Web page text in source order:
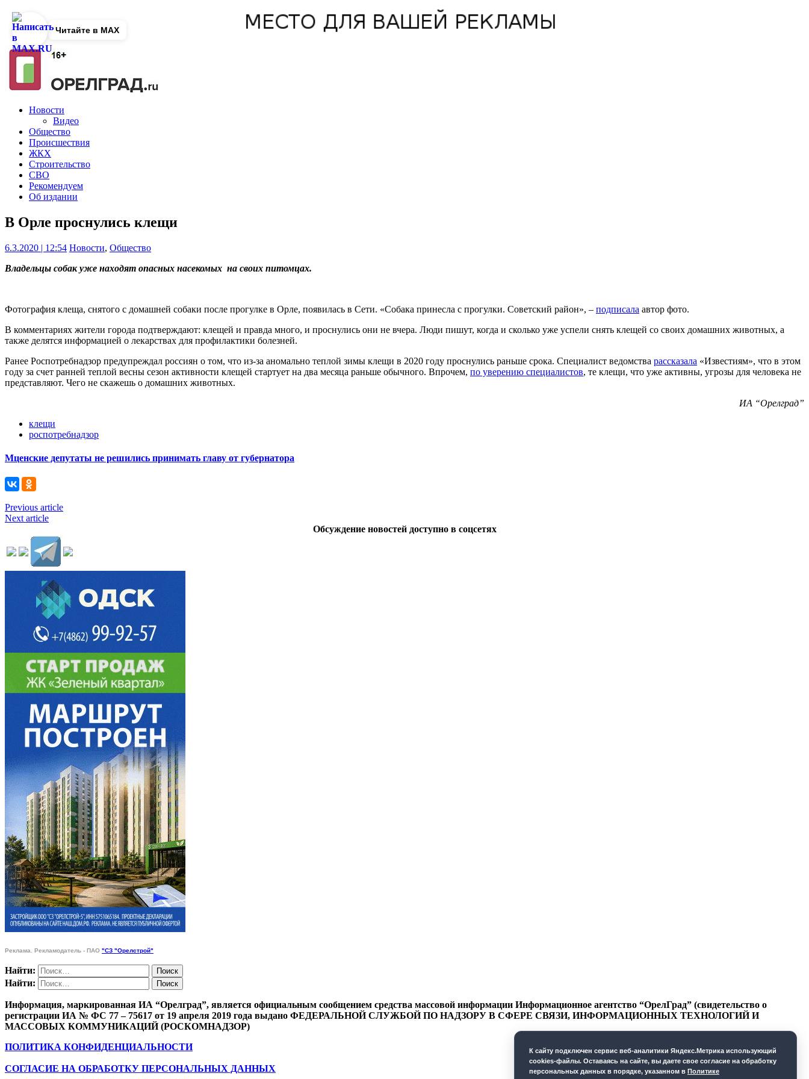
Новости
Видео
Общество
Происшествия
ЖКХ
Строительство
СВО
Рекомендуем
Об издании
В Орле проснулись клещи
6.3.2020 | 12:54 Новости, Общество
Владельцы собак уже находят опасных насекомых на своих питомцах.
Фотография клеща, снятого с домашней собаки после прогулке в Орле, появилась в Сети. «Собака принесла с прогулки. Советский район», – подписала автор фото.
В комментариях жители города подтверждают: клещей и правда много, и проснулись они не вчера. Люди пишут, когда и сколько уже успели снять клещей со своих домашних животных, а
также делятся информацией о лекарствах для профилактики болезней.
Ранее Роспотребнадзор предупреждал россиян о том, что из-за аномально теплой зимы клещи в 2020 году проснулись раньше срока. Специалист ведомства рассказала «Известиям», что в этом
году за счет ранней теплой весны сезон активности клещей стартует на два месяца раньше обычного. Впрочем, по уверению специалистов, те клещи, что уже активны, угрозы для человека не
представляют. Чего не скажешь о домашних животных.
ИА “Орелград”
клещи
роспотребнадзор
Мценские депутаты не решились принимать главу от губернатора
Previous article
Next article
Обсуждение новостей доступно в соцсетях
Реклама. Рекламодатель - ПАО "СЗ "Орелстрой"
Найти:
Найти:
Информация, маркированная ИА “Орелград”, является официальным сообщением средства массовой информации Информационное агентство “ОрелГрад” (свидетельство о
регистрации ИА № ФС 77 – 75617 от 19 апреля 2019 года выдано ФЕДЕРАЛЬНОЙ СЛУЖБОЙ ПО НАДЗОРУ В СФЕРЕ СВЯЗИ, ИНФОРМАЦИОННЫХ ТЕХНОЛОГИЙ И
МАССОВЫХ КОММУНИКАЦИЙ (РОСКОМНАДЗОР)
ПОЛИТИКА КОНФИДЕНЦИАЛЬНОСТИ
СОГЛАСИЕ НА ОБРАБОТКУ ПЕРСОНАЛЬНЫХ ДАННЫХ
Читайте в MAX
К cайту подключен сервис веб-аналитики Яндекс.Метрика использующий
cookies-файлы. Оставаясь на сайте, вы даете свое согласие на обработку
персональных данных в порядке, указанном в Политике